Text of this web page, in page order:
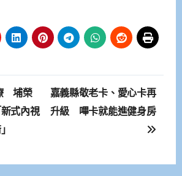
埔榮
式內視
嘉義縣敬老卡、愛心卡再
升級 嗶卡就能進健身房